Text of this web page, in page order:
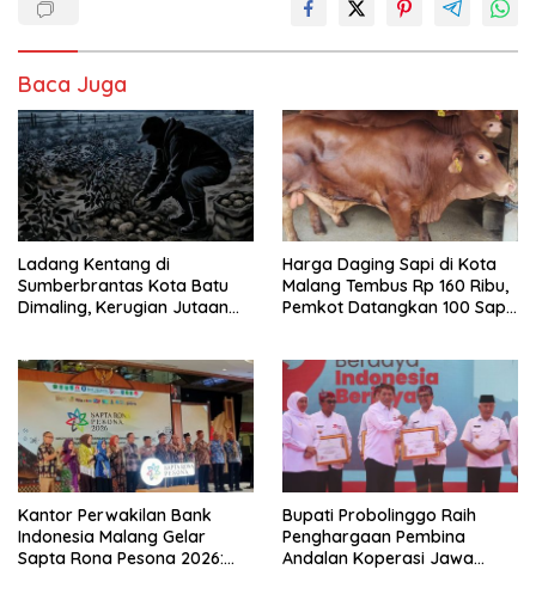
Baca Juga
Ladang Kentang di
Sumberbrantas Kota Batu
Dimaling, Kerugian Jutaan
Harga Daging Sapi di Kota
Malang Tembus Rp 160 Ribu,
Pemkot Datangkan 100 Sapi
Kantor Perwakilan Bank
Indonesia Malang Gelar
Sapta Rona Pesona 2026:
Bupati Probolinggo Raih
Penghargaan Pembina
Andalan Koperasi Jawa